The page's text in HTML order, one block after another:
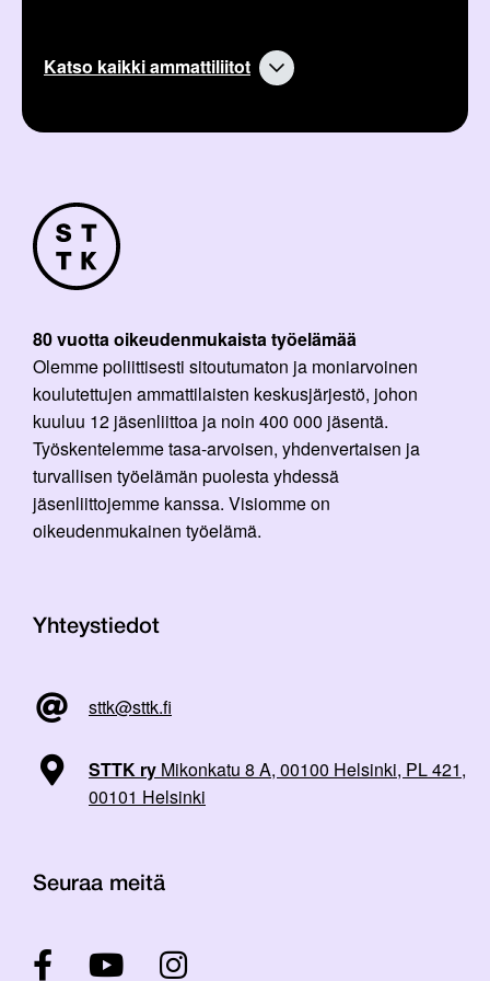
Katso kaikki ammattiliitot
80 vuotta oikeudenmukaista työelämää
Olemme poliittisesti sitoutumaton ja moniarvoinen
koulutettujen ammattilaisten keskusjärjestö, johon
kuuluu 12 jäsenliittoa ja noin 400 000 jäsentä.
Työskentelemme tasa-arvoisen, yhdenvertaisen ja
turvallisen työelämän puolesta yhdessä
jäsenliittojemme kanssa. Visiomme on
oikeudenmukainen työelämä.
Yhteystiedot
sttk@sttk.fi
STTK ry Mikonkatu 8 A, 00100 Helsinki, PL 421,
00101 Helsinki
Seuraa meitä